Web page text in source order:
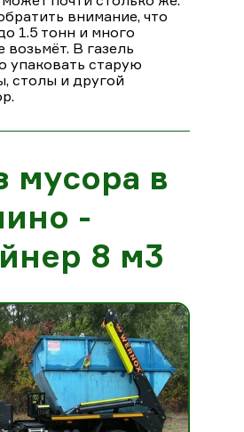
внимание, что
1.5 тонн и много
возьмёт. В газель
упаковать старую
столы и другой
мусора в
-
8 м3